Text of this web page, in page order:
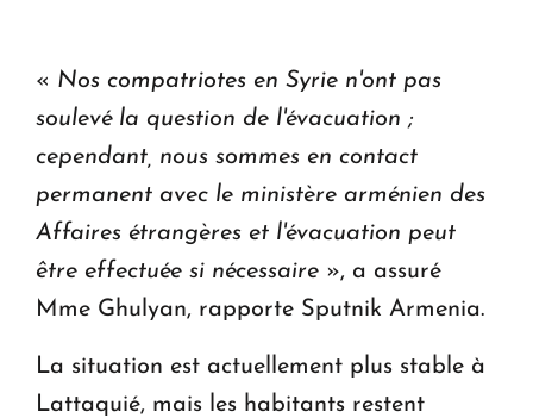
« Nos compatriotes en Syrie n'ont pas
soulevé la question de l'évacuation ;
cependant, nous sommes en contact
permanent avec le ministère arménien des
Affaires étrangères et l'évacuation peut
être effectuée si nécessaire », a assuré
Mme Ghulyan, rapporte Sputnik Armenia.
La situation est actuellement plus stable à
Lattaquié, mais les habitants restent